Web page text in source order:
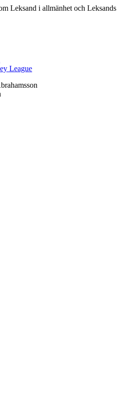
Leksand i allmänhet och Leksands
League